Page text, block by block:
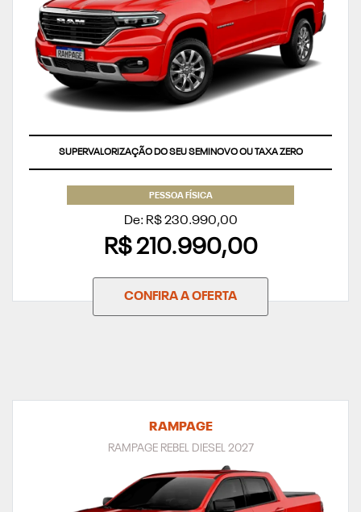
SUPERVALORIZAÇÃO DO SEU SEMINOVO OU TAXA ZERO
PESSOA FÍSICA
De: R$ 230.990,00
R$ 210.990,00
CONFIRA A OFERTA
RAMPAGE
RAMPAGE REBEL DIESEL 2027